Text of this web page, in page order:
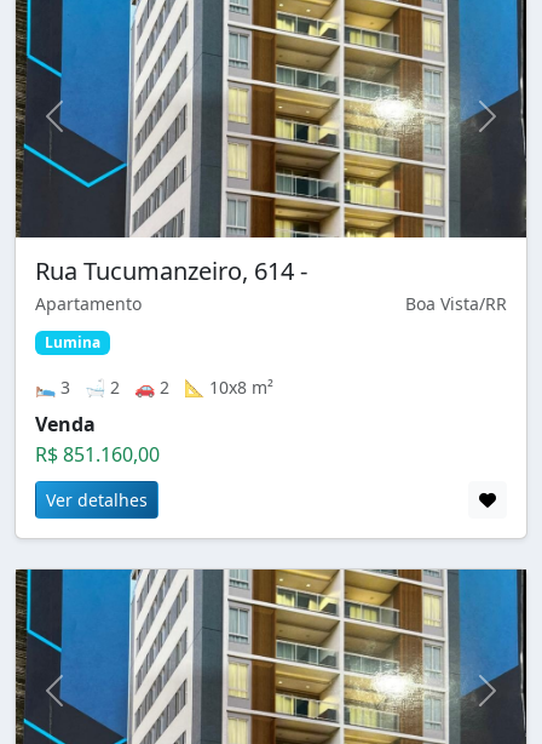
Rua Tucumanzeiro, 614 -
Apartamento Boa Vista/RR
Lumina
🛌 3 🛁 2 🚗 2 📐 10x8 m²
Venda
R$ 851.160,00
Ver detalhes